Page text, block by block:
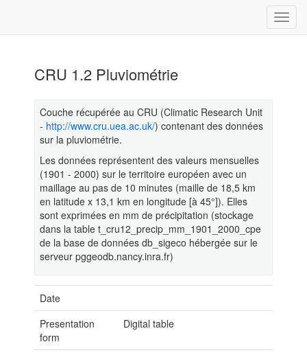
CRU 1.2 Pluviométrie
Couche récupérée au CRU (Climatic Research Unit
- http://www.cru.uea.ac.uk/) contenant des données
sur la pluviométrie.
Les données représentent des valeurs mensuelles
(1901 - 2000) sur le territoire européen avec un
maillage au pas de 10 minutes (maille de 18,5 km
en latitude x 13,1 km en longitude [à 45°]). Elles
sont exprimées en mm de précipitation (stockage
dans la table t_cru12_precip_mm_1901_2000_cpe
de la base de données db_sigeco hébergée sur le
serveur pggeodb.nancy.inra.fr)
Date
Presentation
form
Digital table